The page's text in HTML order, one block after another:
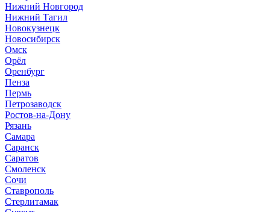
Нижний Новгород
Нижний Тагил
Новокузнецк
Новосибирск
Омск
Орёл
Оренбург
Пенза
Пермь
Петрозаводск
Ростов-на-Дону
Рязань
Самара
Саранск
Саратов
Смоленск
Сочи
Ставрополь
Стерлитамак